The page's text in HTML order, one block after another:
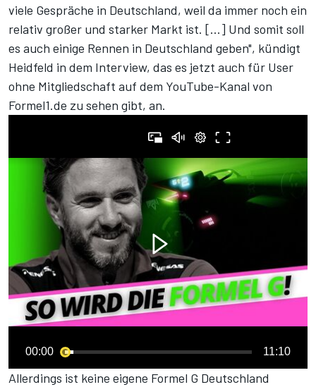
viele Gespräche in Deutschland, weil da immer noch ein
relativ großer und starker Markt ist. [...] Und somit soll
es auch einige Rennen in Deutschland geben", kündigt
Heidfeld in dem Interview, das es jetzt auch für User
ohne Mitgliedschaft auf dem YouTube-Kanal von
Formel1.de zu sehen gibt, an.
00:00 11:10
Allerdings ist keine eigene Formel G Deutschland